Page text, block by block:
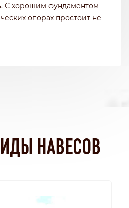
С хорошим фундаментом
опорах простоит не
НАВЕСОВ